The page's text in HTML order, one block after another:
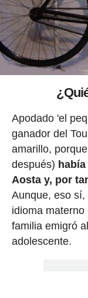
Apodado 'el
ganador del
amarillo,
después)
Aosta y, por
Aunque, eso
idioma
familia emigró
adolescente.